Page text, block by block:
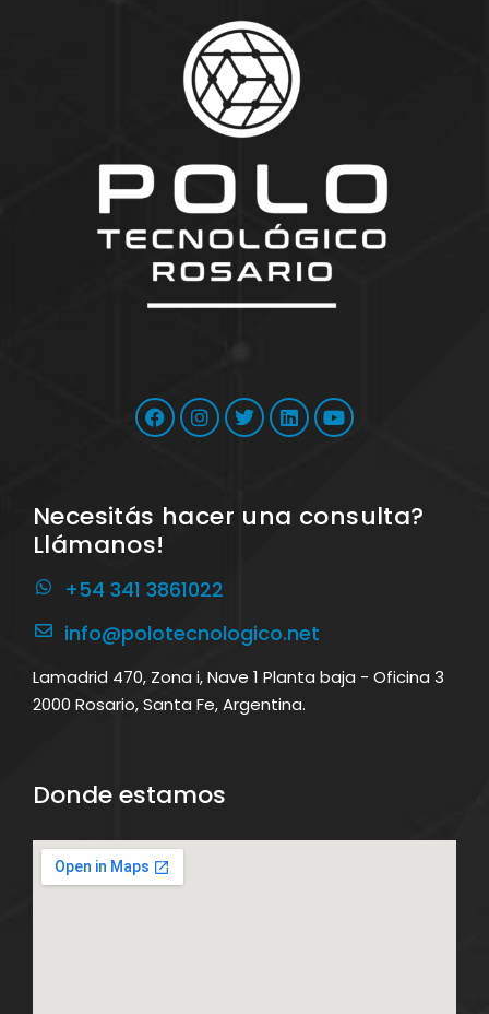
Necesitás hacer una consulta?
Llámanos!
+54 341 3861022
info@polotecnologico.net
Lamadrid 470, Zona i, Nave 1 Planta baja - Oficina 3
2000 Rosario, Santa Fe, Argentina.
Donde estamos